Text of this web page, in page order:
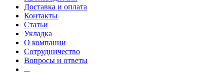
Доставка и оплата
Контакты
Статьи
Укладка
О компании
Сотрудничество
Вопросы и ответы
...